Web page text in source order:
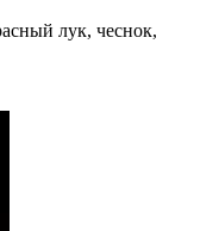
лук, чеснок,